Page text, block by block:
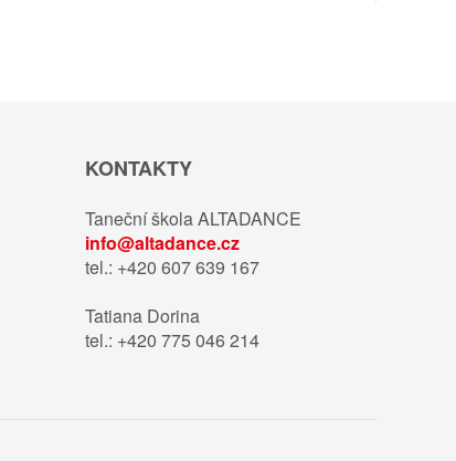
KONTAKTY
Taneční škola ALTADANCE
info@altadance.cz
tel.: +420 607 639 167
Tatiana Dorina
tel.: +420 775 046 214